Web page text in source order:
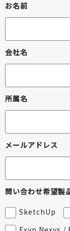
お名前
会社名
所属名
メールアドレス
問い合わせ希望製
SketchUp